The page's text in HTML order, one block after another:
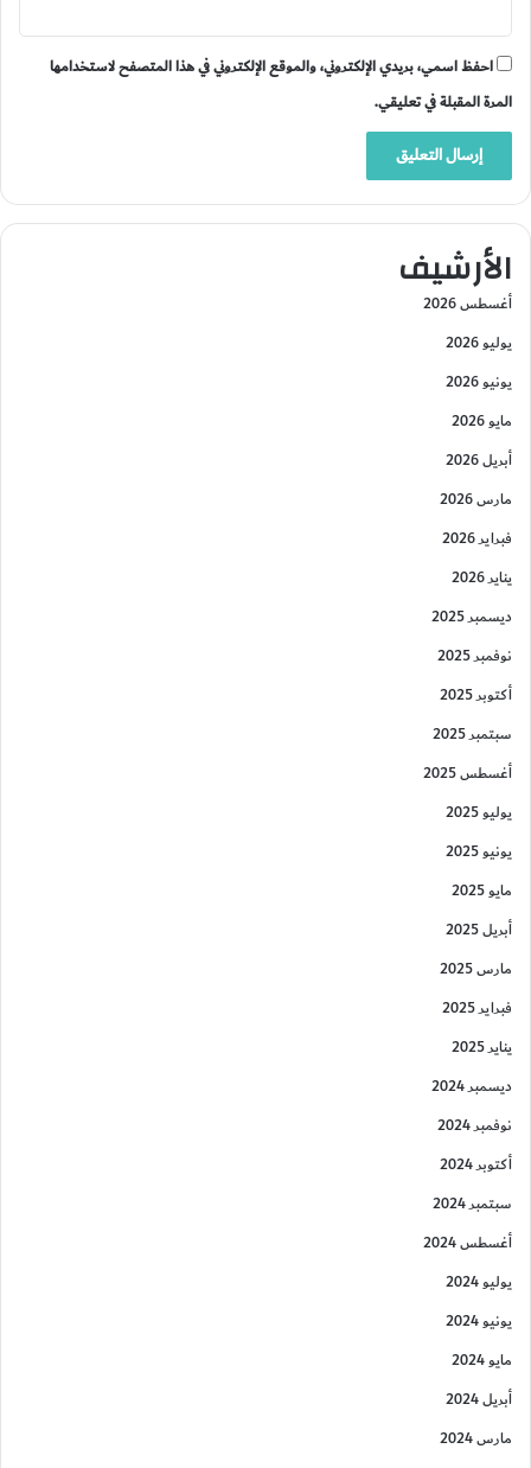
احفظ اسمي، بريدي الإلكتروني، والموقع الإلكتروني في هذا المتصفح لاستخدامها
المرة المقبلة في تعليقي.
الأرشيف
أغسطس 2026
يوليو 2026
يونيو 2026
مايو 2026
أبريل 2026
مارس 2026
فبراير 2026
يناير 2026
ديسمبر 2025
نوفمبر 2025
أكتوبر 2025
سبتمبر 2025
أغسطس 2025
يوليو 2025
يونيو 2025
مايو 2025
أبريل 2025
مارس 2025
فبراير 2025
يناير 2025
ديسمبر 2024
نوفمبر 2024
أكتوبر 2024
سبتمبر 2024
أغسطس 2024
يوليو 2024
يونيو 2024
مايو 2024
أبريل 2024
مارس 2024